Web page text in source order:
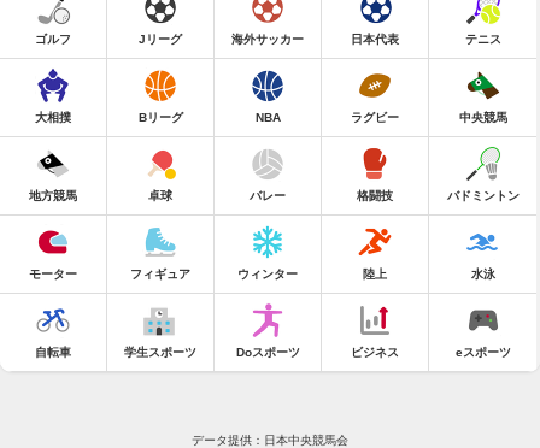
ゴルフ Jリーグ 海外サッカー 日本代表 テニス
大相撲 Bリーグ NBA ラグビー 中央競馬
地方競馬 卓球 バレー 格闘技 バドミントン
モーター フィギュア ウィンター 陸上 水泳
自転車 学生スポーツ Doスポーツ ビジネス eスポーツ
データ提供：日本中央競馬会